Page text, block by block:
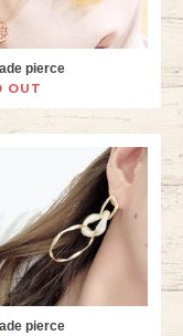
pierce
OUT
pierce